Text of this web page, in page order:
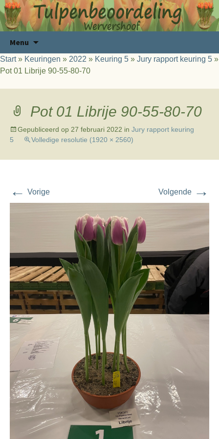
Menu
de
inhoud
Start» Keuringen » 2022 » Keuring 5 » Jury rapport keuring 5 »
Pot 01 Librije 90-55-80-70
Pot 01 Librije 90-55-80-70
Gepubliceerd op 27 februari 2022 in Jury rapport keuring
5
Volledige resolutie (1920 × 2560)
← Vorige Volgende →